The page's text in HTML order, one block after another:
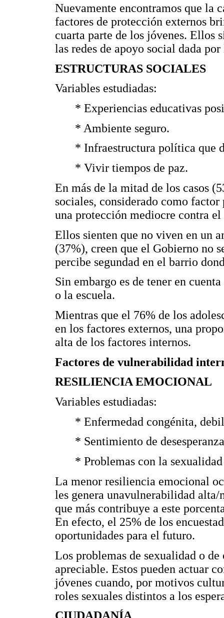
Nuevamente encontramos que la
factores de protección externos
cuarta parte de los jóvenes. Ellos
las redes de apoyo social dada
ESTRUCTURAS SOCIALES
Variables estudiadas:
* Experiencias educativas
* Ambiente seguro.
* Infraestructura política que
* Vivir tiempos de paz.
En más de la mitad de los casos
sociales, considerado como
una protección mediocre contra
Ellos sienten que no viven en un
(37%), creen que el Gobierno no
percibe segundad en el barrio
Sin embargo es de tener en
o la escuela.
Mientras que el 76% de los
en los factores externos, una
alta de los factores internos.
Factores de vulnerabilidad
RESILIENCIA EMOCIONAL
Variables estudiadas:
* Enfermedad congénita,
* Sentimiento de
* Problemas con la
La menor resiliencia emocional
les genera unavulnerabilidad
que más contribuye a este
En efecto, el 25% de los
oportunidades para el futuro.
Los problemas de sexualidad o
apreciable. Estos pueden actuar
jóvenes cuando, por motivos
roles sexuales distintos a los